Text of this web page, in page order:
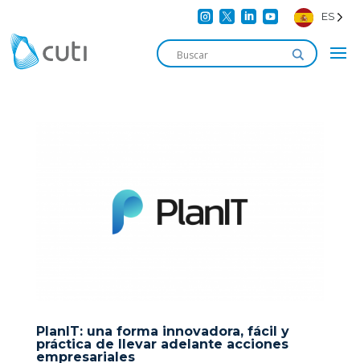
    ES
PlanIT: una forma innovadora, fácil y
práctica de llevar adelante acciones
empresariales